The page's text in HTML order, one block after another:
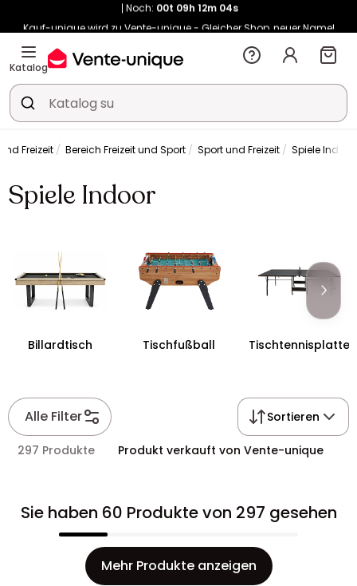
Kauf-unique wird zu Vente-unique - Gleicher Shop, neuer Name!
-10% ab 450€ mitENJOY10auf Vente-unique-Produkte
Noch:
Katalog
Freizeit Bereich Freizeit und Sport Sport und Freizeit Spiele Indoor
Spiele Indoor
Billardtisch Tischfußball Tischtennisplatte
Alle Filter Sortieren
297 Produkte Produkt verkauft von Vente-unique
Sie haben 60 Produkte von 297 gesehen
Mehr Produkte anzeigen